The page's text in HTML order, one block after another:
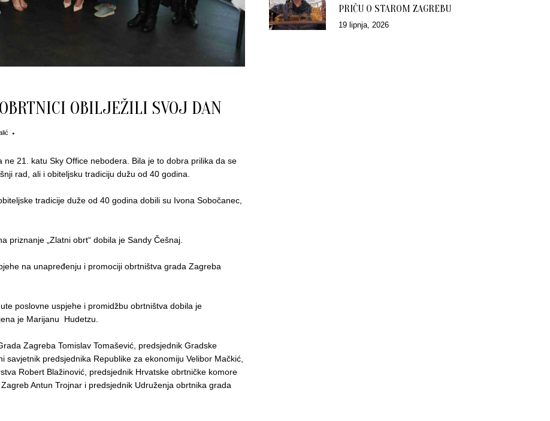
OBILJEŽILI SVOJ DAN
21. katu Sky Office nebodera. Bila je to dobra prilika da se
rad, ali i obiteljsku tradiciju dužu od 40 godina.
tradicije duže od 40 godina dobili su Ivona Sobočanec,
priznanje „Zlatni obrt“ dobila je Sandy Češnaj.
na unapređenju i promociji obrtništva grada Zagreba
poslovne uspjehe i promidžbu obrtništva dobila je
je Marijanu Hudetzu.
Zagreba Tomislav Tomašević, predsjednik Gradske
savjetnik predsjednika Republike za ekonomiju Velibor Mačkić,
Robert Blažinović, predsjednik Hrvatske obrtničke komore
Antun Trojnar i predsjednik Udruženja obrtnika grada
PRIČU O STAROM ZAGREBU
19 lipnja, 2026